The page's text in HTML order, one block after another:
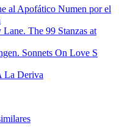
al Apofático Numen por el
The 99 Stanzas at
Sonnets On Love S
La Deriva